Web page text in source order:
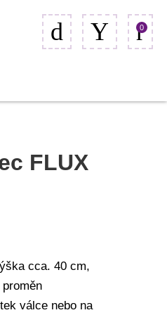
0
FLUX
cca. 40 cm,
válce nebo na